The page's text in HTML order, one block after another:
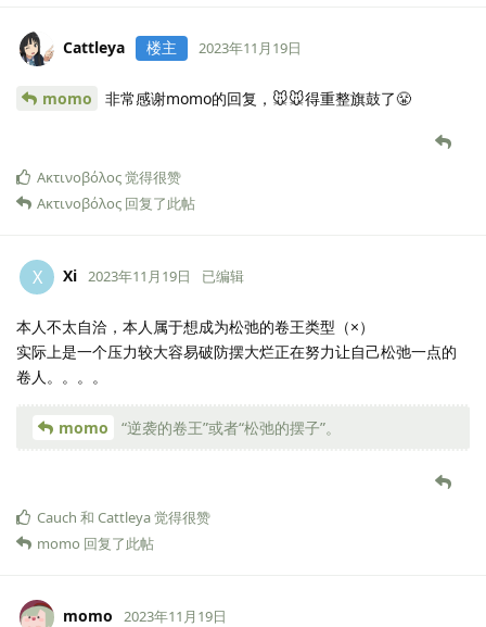
Cattleya 楼主 2023年11月19日
momo 非常感谢momo的回复，🐭🐭得重整旗鼓了😤
Ακτινοβόλος觉得很赞
Ακτινοβόλος 回复了此帖
X Xi 2023年11月19日 已编辑
本人不太自洽，本人属于想成为松弛的卷王类型（×）
实际上是一个压力较大容易破防摆大烂正在努力让自己松弛一点的
卷人。。。。
momo “逆袭的卷王”或者“松弛的摆子”。
Cauch 和 Cattleya觉得很赞
momo 回复了此帖
momo 2023年11月19日